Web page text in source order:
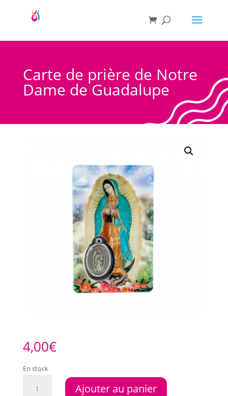
Carte de prière de Notre
Dame de Guadalupe
4,00€
En stock
Ajouter au panier